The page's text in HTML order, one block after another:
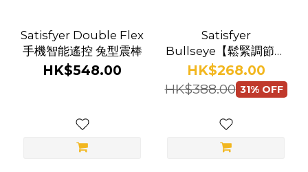
Satisfyer Double Flex
手機智能遙控 兔型震棒
HK$548.00
Satisfyer
Bullseye【鬆緊調節】
手機智能遙控 震動持久
環
HK$268.00
HK$388.00 31% OFF